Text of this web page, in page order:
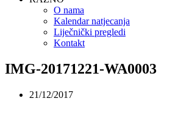
O nama
Kalendar natjecanja
Liječnički pregledi
Kontakt
IMG-20171221-WA0003
21/12/2017